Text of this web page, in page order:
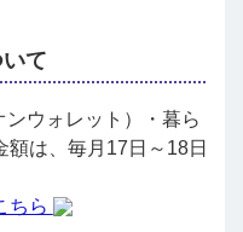
て
ウォレット）・暮ら
額は、毎月17日～18日
ちら